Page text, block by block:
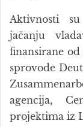
Aktivnosti
jačanju
finansirane
sprovode
agencija,
projektima iz